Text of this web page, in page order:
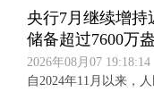
央行7月继续增持
储备超过7600万
2026年08月07 19:18:14
自2024年11月以来，